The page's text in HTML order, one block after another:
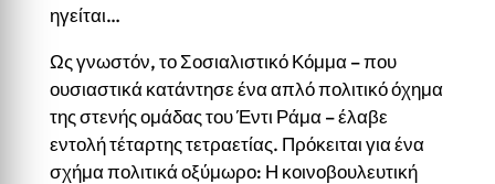
ηγείται…
Ως γνωστόν, το Σοσιαλιστικό Κόμμα – που
ουσιαστικά κατάντησε ένα απλό πολιτικό όχημα
της στενής ομάδας του Έντι Ράμα – έλαβε
εντολή τέταρτης τετραετίας. Πρόκειται για ένα
σχήμα πολιτικά οξύμωρο: Η κοινοβουλευτική